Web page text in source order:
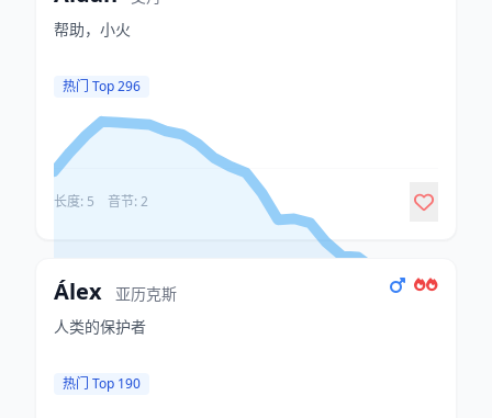
帮助，小火
热门 Top 296
长度: 5 音节: 2
Álex
亚历克斯
人类的保护者
热门 Top 190